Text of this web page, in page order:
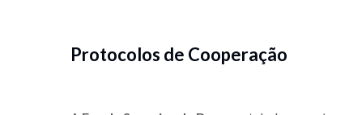
Protocolos de Cooperação